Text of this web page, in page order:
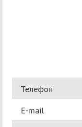
Телефон
E-mail